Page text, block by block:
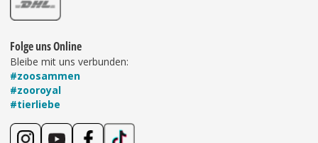
Folge uns Online
Bleibe mit uns verbunden:
#zoosammen
#zooroyal
#tierliebe